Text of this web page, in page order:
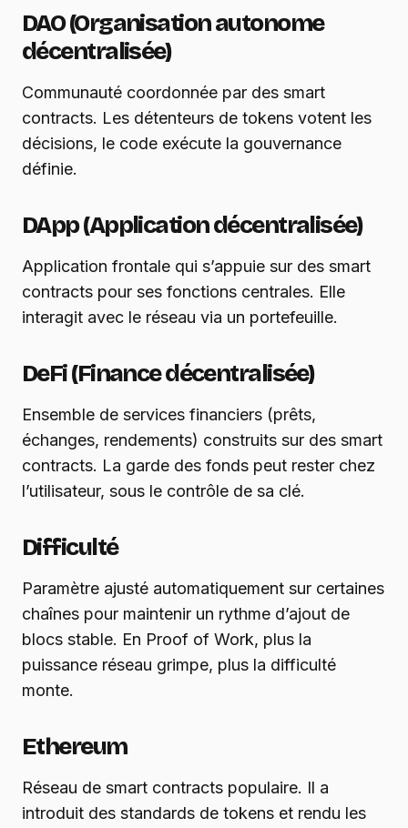
DAO (Organisation autonome
décentralisée)
Communauté coordonnée par des smart
contracts. Les détenteurs de tokens votent les
décisions, le code exécute la gouvernance
définie.
DApp (Application décentralisée)
Application frontale qui s’appuie sur des smart
contracts pour ses fonctions centrales. Elle
interagit avec le réseau via un portefeuille.
DeFi (Finance décentralisée)
Ensemble de services financiers (prêts,
échanges, rendements) construits sur des smart
contracts. La garde des fonds peut rester chez
l’utilisateur, sous le contrôle de sa clé.
Difficulté
Paramètre ajusté automatiquement sur certaines
chaînes pour maintenir un rythme d’ajout de
blocs stable. En Proof of Work, plus la
puissance réseau grimpe, plus la difficulté
monte.
Ethereum
Réseau de smart contracts populaire. Il a
introduit des standards de tokens et rendu les